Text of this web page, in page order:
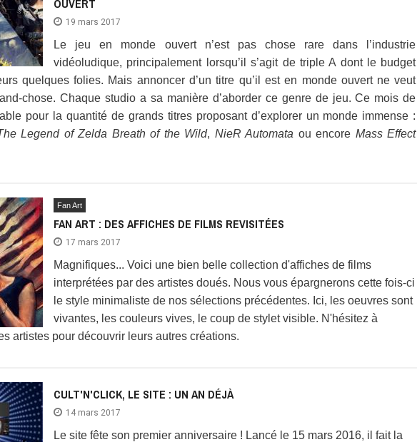
OUVERT
19 mars 2017
Le jeu en monde ouvert n’est pas chose rare dans l’industrie
vidéoludique, principalement lorsqu’il s’agit de triple A dont le budget
quelques folies. Mais annoncer d’un titre qu’il est en monde ouvert ne veut
chose. Chaque studio a sa manière d’aborder ce genre de jeu. Ce mois de
pour la quantité de grands titres proposant d’explorer un monde immense :
Legend of Zelda Breath of the Wild, NieR Automata ou encore Mass Effect
Fan Art
FAN ART : DES AFFICHES DE FILMS REVISITÉES
17 mars 2017
Magnifiques... Voici une bien belle collection d'affiches de films
interprétées par des artistes doués. Nous vous épargnerons cette fois-ci
le style minimaliste de nos sélections précédentes. Ici, les oeuvres sont
vivantes, les couleurs vives, le coup de stylet visible. N'hésitez à
artistes pour découvrir leurs autres créations.
CULT'N'CLICK, LE SITE : UN AN DÉJÀ
14 mars 2017
Le site fête son premier anniversaire ! Lancé le 15 mars 2016, il fait la